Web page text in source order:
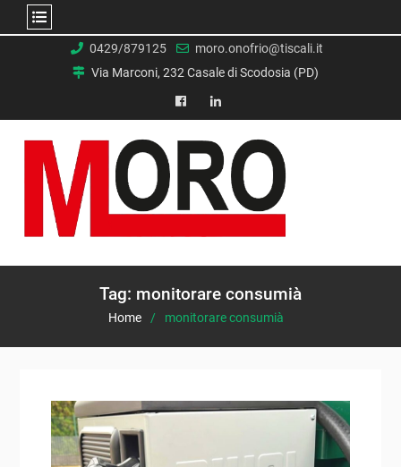
0429/879125
moro.onofrio@tiscali.it
Via Marconi, 232 Casale di Scodosia (PD)
facebookLinkedin
Tag: monitorare consumià
Home monitorare consumià